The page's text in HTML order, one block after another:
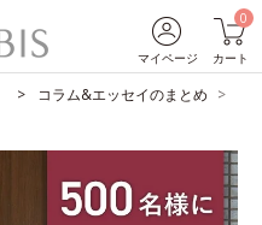
マイページ
0
カート
コラム&エッセイのまとめ